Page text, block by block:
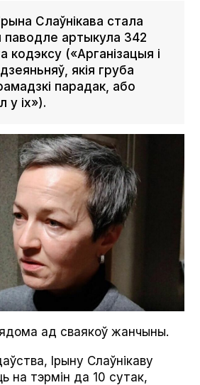
Слаўнікава стала
паводле артыкула 342
кодэксу («Арганізацыя і
якія груба
парадак, або
у іх»).
ад сваякоў жанчыны.
Ірыну Слаўнікаву
на тэрмін да 10 сутак,